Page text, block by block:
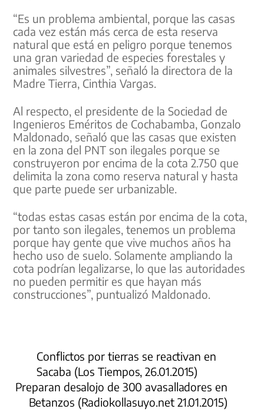
“Es un problema ambiental, porque las casas
cada vez están más cerca de esta reserva
natural que está en peligro porque tenemos
una gran variedad de especies forestales y
animales silvestres”, señaló la directora de la
Madre Tierra, Cinthia Vargas.
Al respecto, el presidente de la Sociedad de
Ingenieros Eméritos de Cochabamba, Gonzalo
Maldonado, señaló que las casas que existen
en la zona del PNT son ilegales porque se
construyeron por encima de la cota 2.750 que
delimita la zona como reserva natural y hasta
que parte puede ser urbanizable.
“todas estas casas están por encima de la cota,
por tanto son ilegales, tenemos un problema
porque hay gente que vive muchos años ha
hecho uso de suelo. Solamente ampliando la
cota podrían legalizarse, lo que las autoridades
no pueden permitir es que hayan más
construcciones”, puntualizó Maldonado.
Conflictos por tierras se reactivan en
Sacaba (Los Tiempos, 26.01.2015)
Preparan desalojo de 300 avasalladores en
Betanzos (Radiokollasuyo.net 21.01.2015)